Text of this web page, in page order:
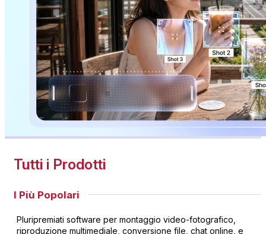
Tutti i Prodotti
I Più Popolari
Pluripremiati software per montaggio video-fotografico,
riproduzione multimediale, conversione file, chat online, e